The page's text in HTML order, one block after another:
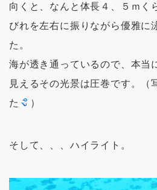
向くと、なんと体長４、５ｍく
びれを左右に振りながら優雅に
た。
海が透き通っているので、本当
見えるその光景は圧巻です。（
た
）
そして、、、ハイライト。